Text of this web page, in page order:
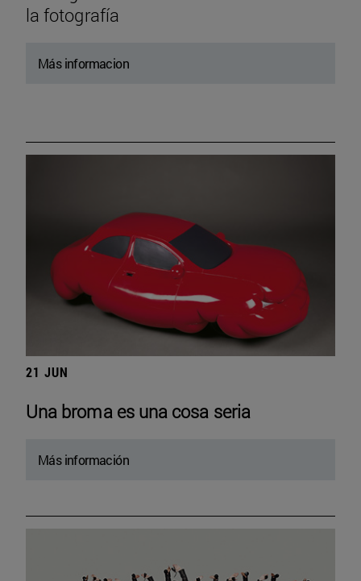
la fotografía
Más informacion
21 JUN
Una broma es una cosa seria
Más información